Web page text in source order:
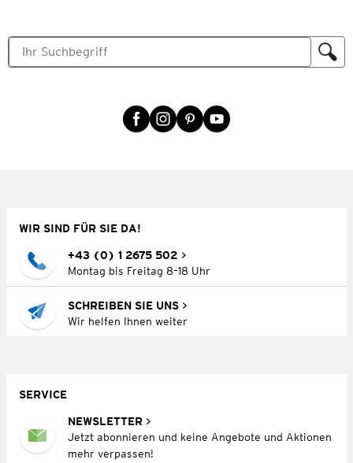
WIR SIND FÜR SIE DA!
+43 (0) 1 2675 502
Montag bis Freitag 8–18 Uhr
SCHREIBEN SIE UNS
Wir helfen Ihnen weiter
SERVICE
NEWSLETTER
Jetzt abonnieren und keine Angebote und Aktionen
mehr verpassen!